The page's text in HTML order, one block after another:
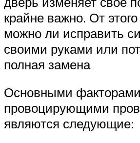
крайне важно. От
можно ли исправить
своими руками или
полная замена
Основными
провоцирующими
являются следующие: